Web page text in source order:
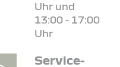
Uhr und
13:00 - 17:00
Uhr
Service-